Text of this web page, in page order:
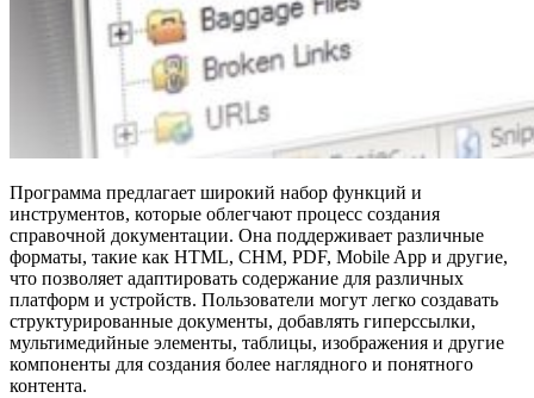
Программа предлагает широкий набор функций и
инструментов, которые облегчают процесс создания
справочной документации. Она поддерживает различные
форматы, такие как HTML, CHM, PDF, Mobile App и другие,
что позволяет адаптировать содержание для различных
платформ и устройств. Пользователи могут легко создавать
структурированные документы, добавлять гиперссылки,
мультимедийные элементы, таблицы, изображения и другие
компоненты для создания более наглядного и понятного
контента.